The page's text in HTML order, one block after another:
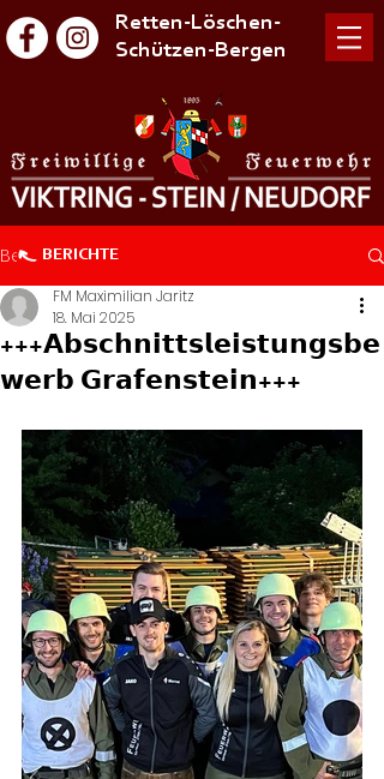
Retten-Löschen-
Schützen-Bergen
Beitrag
+++𝗔𝗯𝘀𝗰𝗵𝗻𝗶𝘁𝘁𝘀𝗹𝗲𝗶𝘀𝘁𝘂𝗻𝗴𝘀𝗯𝗲
𝘄𝗲𝗿𝗯 𝗚𝗿𝗮𝗳𝗲𝗻𝘀𝘁𝗲𝗶𝗻+++
FM Maximilian Jaritz
18. Mai 2025
BERICHTE